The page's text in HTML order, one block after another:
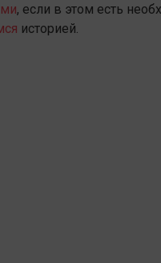
, если в этом есть
историей.